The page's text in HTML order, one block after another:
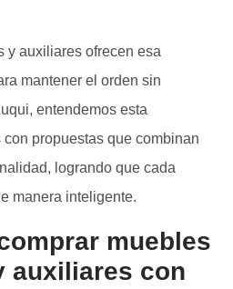
y auxiliares ofrecen esa
mantener el orden sin
entendemos esta
propuestas que combinan
logrando que cada
manera inteligente.
muebles
auxiliares con